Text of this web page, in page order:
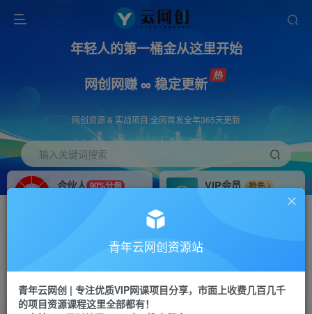
年轻人的第一桶金从这里开始
网创网赚 ∞ 稳定更新
网创资源 & 实战项目 全网首发全年365天更新
输入关键词搜索
合伙人 90%分佣
VIP会员
抢先
搭建同款网站，自己当老板
首页 创业课程 会员专属 正文
青年云网创资源站
青年云网创 | 专注优质VIP网课项目分享，市面上收费几百几千
的项目资源课程这里全部都有！